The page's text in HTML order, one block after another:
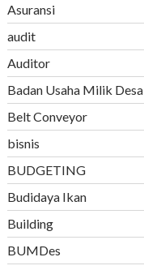
Asuransi
audit
Auditor
Badan Usaha Milik Desa
Belt Conveyor
bisnis
BUDGETING
Budidaya Ikan
Building
BUMDes